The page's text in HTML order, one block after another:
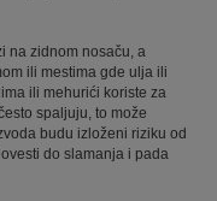
na zidnom nosaču, a
ili mestima gde ulja ili
ili mehurići koriste za
spaljuju, to može
budu izloženi riziku od
do slamanja i pada